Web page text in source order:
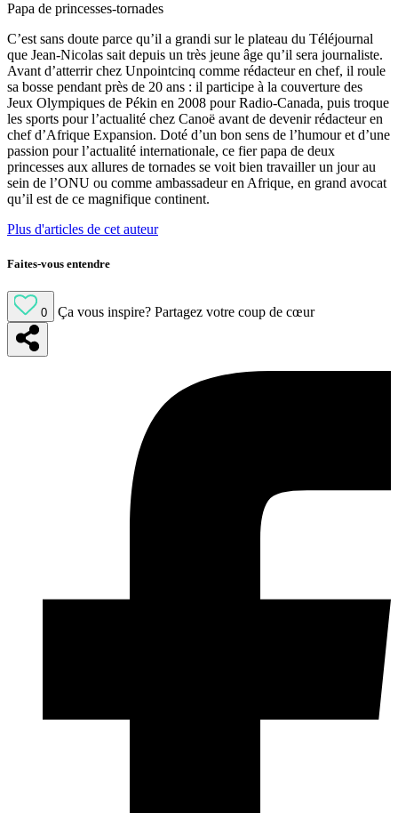
Papa de princesses-tornades
C’est sans doute parce qu’il a grandi sur le plateau du Téléjournal
que Jean-Nicolas sait depuis un très jeune âge qu’il sera journaliste.
Avant d’atterrir chez Unpointcinq comme rédacteur en chef, il roule
sa bosse pendant près de 20 ans : il participe à la couverture des
Jeux Olympiques de Pékin en 2008 pour Radio-Canada, puis troque
les sports pour l’actualité chez Canoë avant de devenir rédacteur en
chef d’Afrique Expansion. Doté d’un bon sens de l’humour et d’une
passion pour l’actualité internationale, ce fier papa de deux
princesses aux allures de tornades se voit bien travailler un jour au
sein de l’ONU ou comme ambassadeur en Afrique, en grand avocat
qu’il est de ce magnifique continent.
Plus d'articles de cet auteur
Faites-vous entendre
0 Ça vous inspire? Partagez votre coup de cœur